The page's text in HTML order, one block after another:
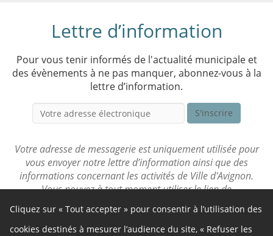
Lettre d’information
Pour vous tenir informés de l'actualité municipale et
des évènements à ne pas manquer, abonnez-vous à la
lettre d’information.
S'inscrire
Votre adresse de messagerie est uniquement utilisée pour
vous envoyer notre lettre d’information ainsi que des
informations concernant les activités de Ville d'Avignon.
Vous pouvez à tout moment utiliser le lien de
désabonnement intégré dans la lettre d'information.
Cliquez sur « Tout accepter » pour consentir à l’utilisation des
cookies destinés à mesurer l’audience du site, « Refuser les